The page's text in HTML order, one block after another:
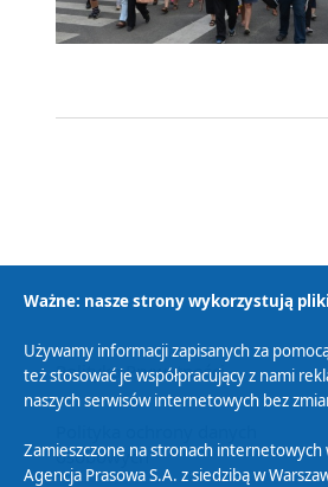
Polityka Prywatności
osobowych
Ważne: nasze strony wykorzystują
Używamy informacji zapisanych za
też stosować je współpracujący z nami
naszych serwisów internetowych bez
Zamieszczone na stronach internetowych
Agencja Prasowa S.A. z siedzibą w